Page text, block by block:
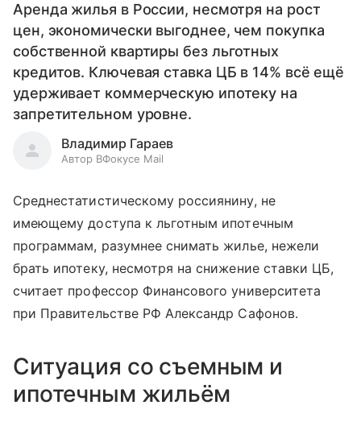
Аренда жилья в России, несмотря на рост
цен, экономически выгоднее, чем покупка
собственной квартиры без льготных
кредитов. Ключевая ставка ЦБ в 14% всё ещё
удерживает коммерческую ипотеку на
запретительном уровне.
Владимир Гараев
Автор ВФокусе Mail
Среднестатистическому россиянину, не
имеющему доступа к льготным ипотечным
программам, разумнее снимать жилье, нежели
брать ипотеку, несмотря на снижение ставки ЦБ,
считает профессор Финансового университета
при Правительстве РФ Александр Сафонов.
Ситуация со съемным и
ипотечным жильём